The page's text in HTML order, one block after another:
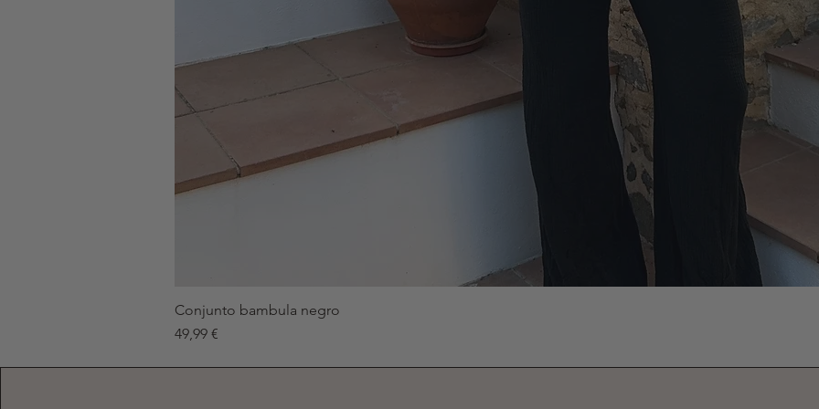
Conjunto bambula negro
Precio
49,99 €